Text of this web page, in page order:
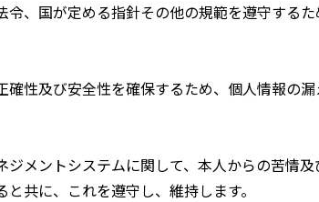
、国が定める指針その他の規範を遵守する
性及び安全性を確保するため、個人情報の
メントシステムに関して、本人からの苦情
共に、これを遵守し、維持します。